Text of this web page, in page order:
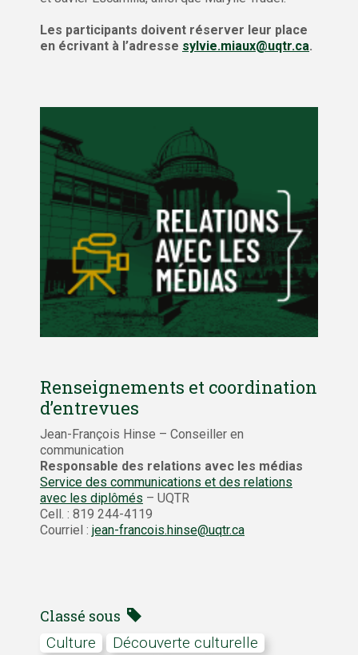
Les participants doivent réserver leur place
en écrivant à l’adresse sylvie.miaux@uqtr.ca.
Renseignements et coordination
d’entrevues
Jean-François Hinse – Conseiller en
communication
Responsable des relations avec les médias
Service des communications et des relations
avec les diplômés – UQTR
Cell. : 819 244-4119
Courriel : jean-francois.hinse@uqtr.ca
Classé sous
Culture
découverte culturelle